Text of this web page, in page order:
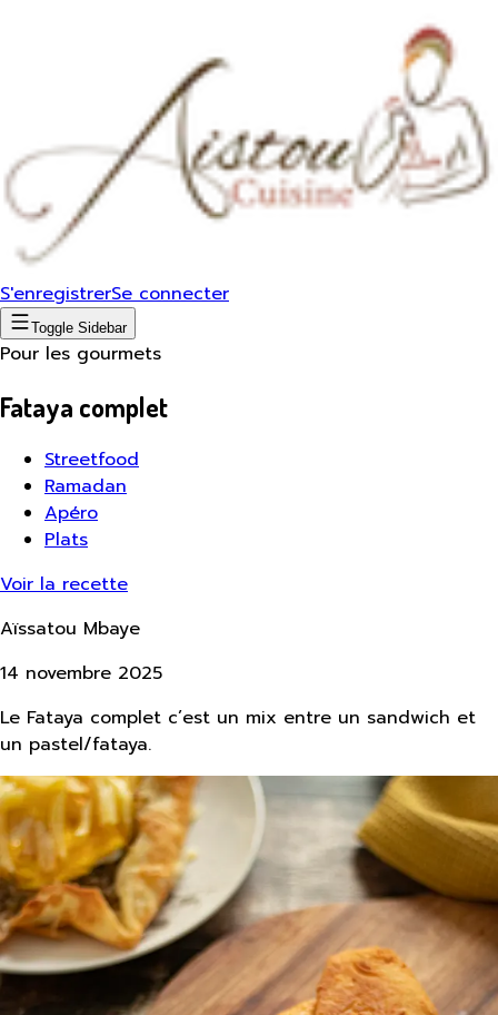
S'enregistrerSe connecter
Toggle Sidebar
Pour les gourmets
Fataya complet
Streetfood
Ramadan
Apéro
Plats
Voir la recette
Aïssatou Mbaye
14 novembre 2025
Le Fataya complet c’est un mix entre un sandwich et
un pastel/fataya.